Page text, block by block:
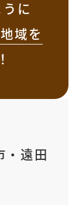
に
域を
・ 遠田